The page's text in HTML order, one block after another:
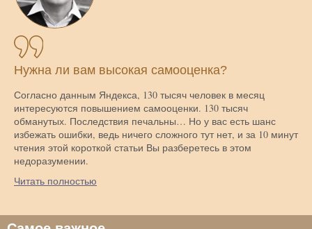
Нужна ли вам высокая самооценка?
Согласно данным Яндекса, 130 тысяч человек в месяц
интересуются повышением самооценки. 130 тысяч
обманутых. Последствия печальны… Но у вас есть шанс
избежать ошибки, ведь ничего сложного тут нет, и за 10 минут
чтения этой короткой статьи Вы разберетесь в этом
недоразумении.
Читать полностью